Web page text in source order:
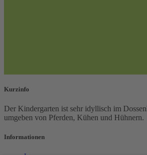
Kurzinfo
Der Kindergarten ist sehr idyllisch im
umgeben von Pferden, Kühen und Hühnern.
Informationen